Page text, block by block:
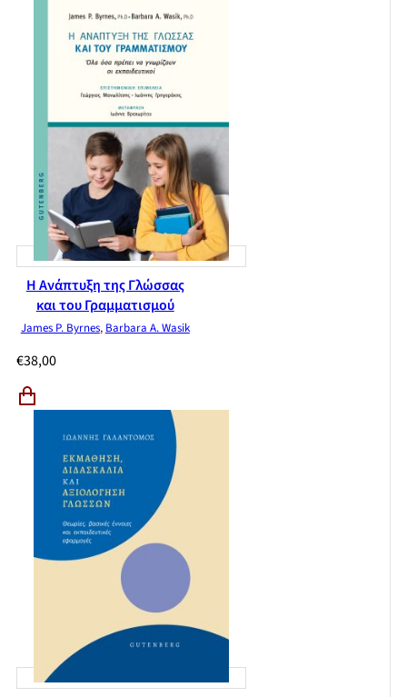
Η Ανάπτυξη της Γλώσσας
και του Γραμματισμού
James P. Byrnes, Barbara A. Wasik
€38,00